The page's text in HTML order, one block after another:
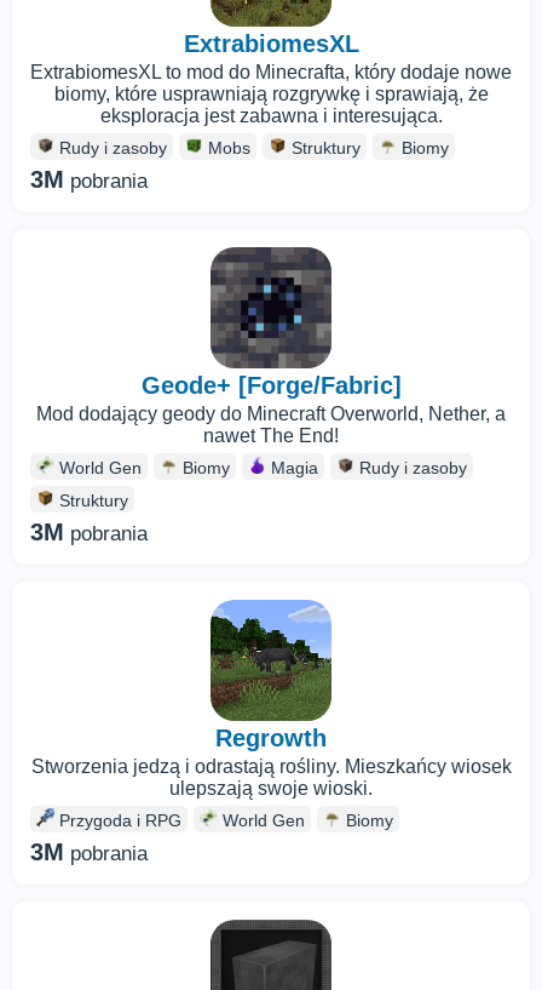
ExtrabiomesXL
ExtrabiomesXL to mod do Minecrafta, który dodaje nowe
biomy, które usprawniają rozgrywkę i sprawiają, że
eksploracja jest zabawna i interesująca.
Rudy i zasoby Mobs Struktury Biomy
3M pobrania
Geode+ [Forge/Fabric]
Mod dodający geody do Minecraft Overworld, Nether, a
nawet The End!
World Gen Biomy Magia
Rudy i zasoby
Struktury
3M pobrania
Regrowth
Stworzenia jedzą i odrastają rośliny. Mieszkańcy wiosek
ulepszają swoje wioski.
Przygoda i RPG World Gen Biomy
3M pobrania